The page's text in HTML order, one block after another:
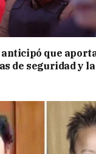
que
de seguridad y